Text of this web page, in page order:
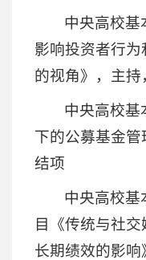
中央高校基
影响投资者行
的视角》，主持
中央高校基
下的公募基金
结项
中央高校基
目《传统与社
长期绩效的影